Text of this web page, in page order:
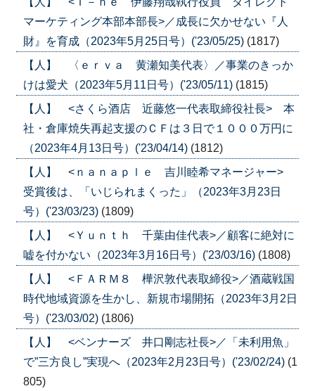
マーケティング本部本部長>／成長に欠かせない『人
財』を育成（2023年5月25日号）('23/05/25) (1817)
【人】 〈ｅｒｖａ 黄瀬知美代表〉／事業のきっか
けは愛犬（2023年5月11日号）('23/05/11) (1815)
【人】 <さくら酒店 近藤悠一代表取締役社長> 本
社・倉庫焼失再起支援のＣＦは３日で１０００万円に
（2023年4月13日号）('23/04/14) (1812)
【人】 <ｎａｎａｐｌｅ 吉川睦希マネージャー>
受賞後は、「いじられまくった」（2023年3月23日
号）('23/03/23) (1809)
【人】 <Ｙｕｎｔｈ 千葉由佳代表>／顧客に絶対に
嘘を付かない（2023年3月16日号）('23/03/16) (1808)
【人】 <ＦＡＲＭ８ 樺沢敦代表取締役>／酒蔵戦国
時代地域資源を生かし、新規市場開拓（2023年3月2日
号）('23/03/02) (1806)
【人】 <ベンナーズ 井口剛志社長>／「未利用魚」
で”三方良し”実現へ（2023年2月23日号）('23/02/24) (1
805)